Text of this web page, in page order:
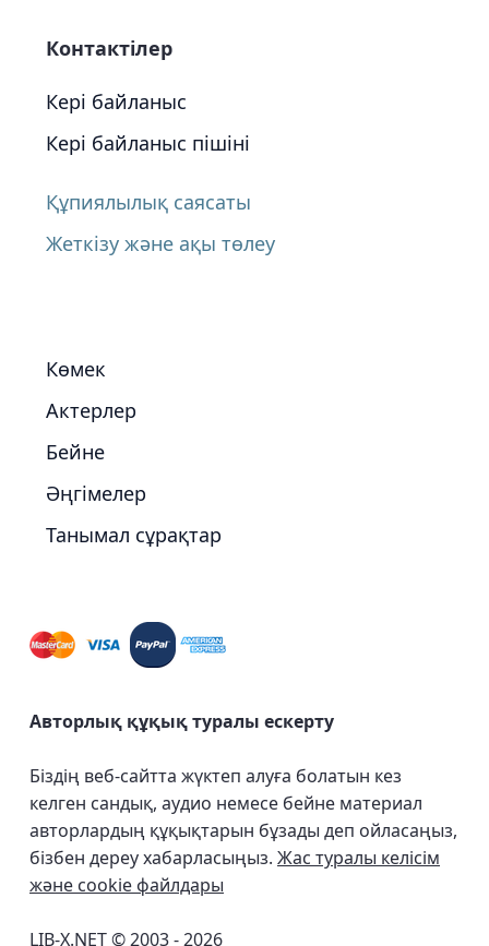
Контактілер
Кері байланыс
Кері байланыс пішіні
Құпиялылық саясаты
Жеткізу және ақы төлеу
Көмек
Актерлер
Бейне
Әңгімелер
Танымал сұрақтар
Авторлық құқық туралы ескерту
Біздің веб-сайтта жүктеп алуға болатын кез
келген сандық, аудио немесе бейне материал
авторлардың құқықтарын бұзады деп ойласаңыз,
бізбен дереу хабарласыңыз. Жас туралы келісім
және cookie файлдары
LIB-X.NET © 2003 - 2026